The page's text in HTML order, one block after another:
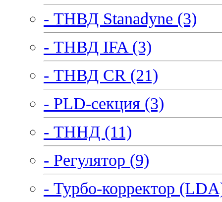
- ТНВД Stanadyne (3)
- ТНВД IFA (3)
- ТНВД CR (21)
- PLD-секция (3)
- ТННД (11)
- Регулятор (9)
- Турбо-корректор